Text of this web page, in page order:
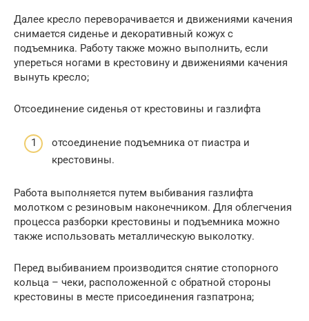
Далее кресло переворачивается и движениями качения
снимается сиденье и декоративный кожух с
подъемника. Работу также можно выполнить, если
упереться ногами в крестовину и движениями качения
вынуть кресло;
Отсоединение сиденья от крестовины и газлифта
отсоединение подъемника от пиастра и
крестовины.
Работа выполняется путем выбивания газлифта
молотком с резиновым наконечником. Для облегчения
процесса разборки крестовины и подъемника можно
также использовать металлическую выколотку.
Перед выбиванием производится снятие стопорного
кольца – чеки, расположенной с обратной стороны
крестовины в месте присоединения газпатрона;